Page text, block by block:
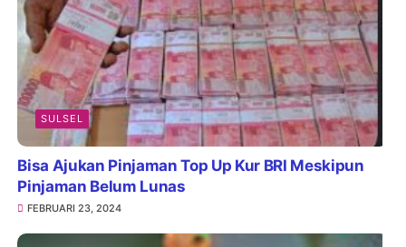
POPULAR POSTS
SULSEL